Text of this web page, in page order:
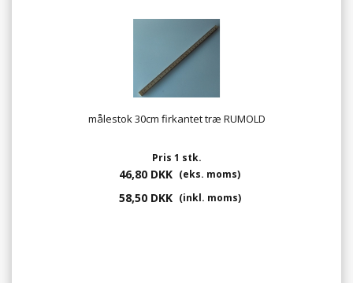
målestok 30cm firkantet træ RUMOLD
Pris 1 stk.
46,80 DKK (eks. moms)
58,50 DKK (inkl. moms)